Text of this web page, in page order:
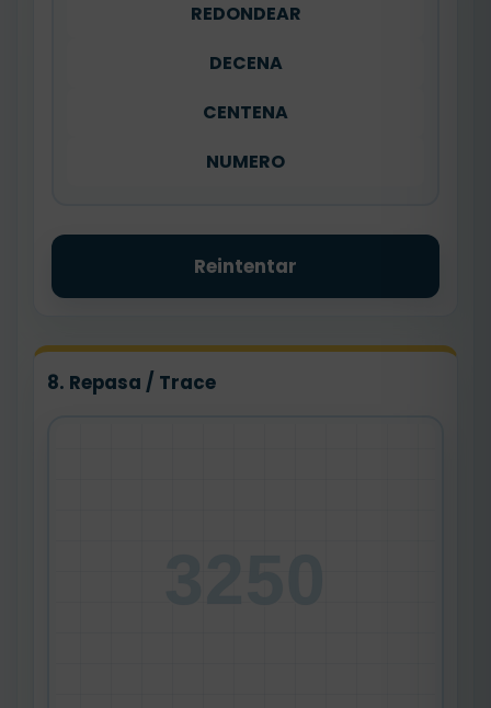
REDONDEAR
DECENA
CENTENA
NUMERO
Reintentar
8. Repasa / Trace